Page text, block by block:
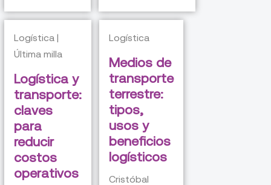
Logística |
Última milla
Logística y
transporte:
claves
para
reducir
costos
operativos
Logística
Medios de
transporte
terrestre:
tipos,
usos y
beneficios
logísticos
Cristóbal